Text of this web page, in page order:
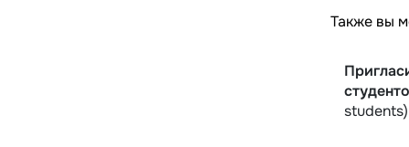
Также вы
students)